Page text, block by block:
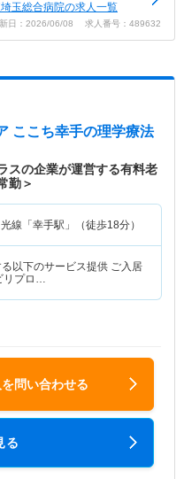
玉総合病院の求人一覧
日：2026/06/08 求人番号：489632
ここち幸手の理学療法
スの企業が運営する有料老
勤＞
線「幸手駅」（徒歩18分）
る以下のサービス提供 ご入居
リプロ…
問い合わせる
る